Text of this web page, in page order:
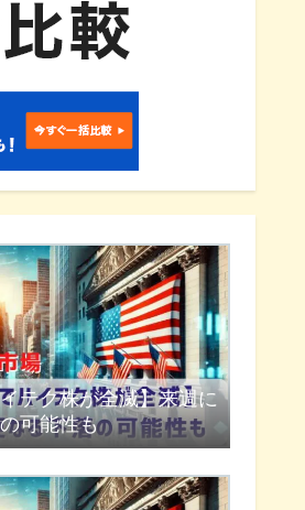
テク株が全滅】来週に
可能性も